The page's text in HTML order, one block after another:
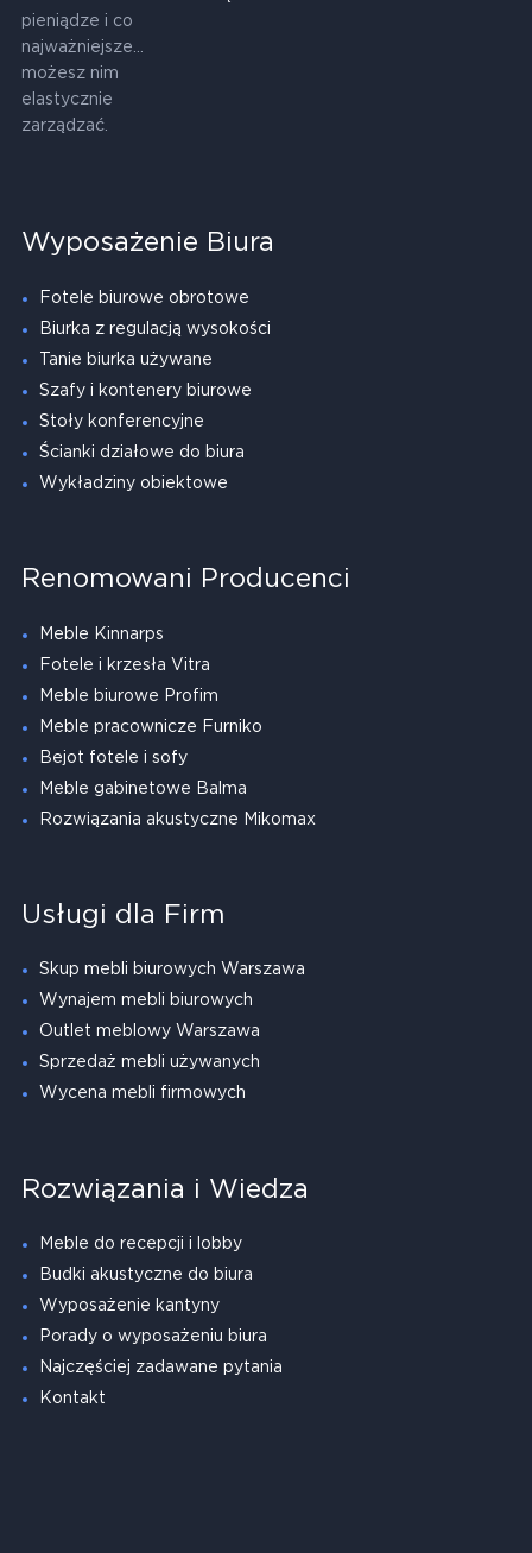
pieniądze i co
najważniejsze...
możesz nim
elastycznie
zarządzać.
Wyposażenie Biura
Fotele biurowe obrotowe
Biurka z regulacją wysokości
Tanie biurka używane
Szafy i kontenery biurowe
Stoły konferencyjne
Ścianki działowe do biura
Wykładziny obiektowe
Renomowani Producenci
Meble Kinnarps
Fotele i krzesła Vitra
Meble biurowe Profim
Meble pracownicze Furniko
Bejot fotele i sofy
Meble gabinetowe Balma
Rozwiązania akustyczne Mikomax
Usługi dla Firm
Skup mebli biurowych Warszawa
Wynajem mebli biurowych
Outlet meblowy Warszawa
Sprzedaż mebli używanych
Wycena mebli firmowych
Rozwiązania i Wiedza
Meble do recepcji i lobby
Budki akustyczne do biura
Wyposażenie kantyny
Porady o wyposażeniu biura
Najczęściej zadawane pytania
Kontakt